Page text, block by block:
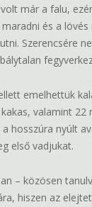
már a falu,
és a
Szerencsére
emelhettük
valamint 22
hosszúra nyúlt
első vadjukat.
– közösen
hiszen az